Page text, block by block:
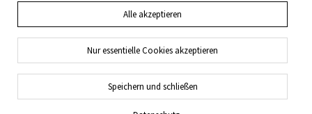
Impressum und Datenschutz Presse
Alle akzeptieren
Nur essentielle Cookies akzeptieren
Speichern und schließen